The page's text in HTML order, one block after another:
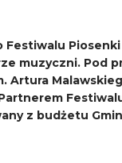
muzyczni. Pod
Artura
z budżetu